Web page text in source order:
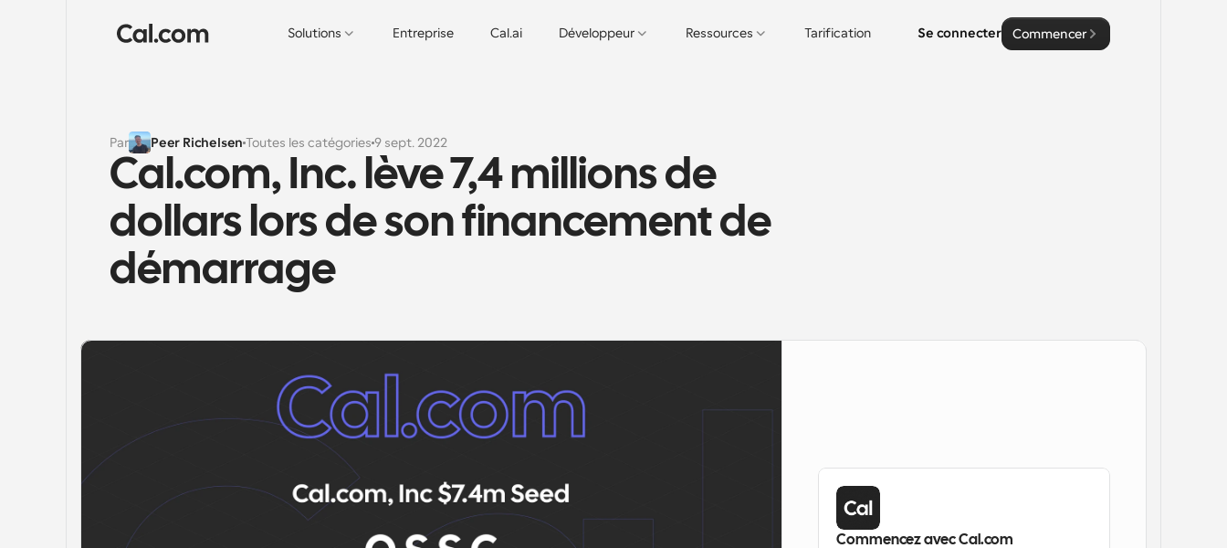
Solutions Entreprise Cal.ai Développeur Ressources Tarification Se connecter Commencer
Par Peer RichelsenToutes les catégories9 sept. 2022
Cal.com, Inc. lève 7,4 millions de
dollars lors de son financement de
démarrage
Commencez avec Cal.com